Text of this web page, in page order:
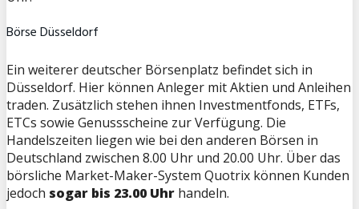
Börse Düsseldorf
Ein weiterer deutscher Börsenplatz befindet sich in
Düsseldorf. Hier können Anleger mit Aktien und Anleihen
traden. Zusätzlich stehen ihnen Investmentfonds, ETFs,
ETCs sowie Genussscheine zur Verfügung. Die
Handelszeiten liegen wie bei den anderen Börsen in
Deutschland zwischen 8.00 Uhr und 20.00 Uhr. Über das
börsliche Market-Maker-System Quotrix können Kunden
jedoch sogar bis 23.00 Uhr handeln.